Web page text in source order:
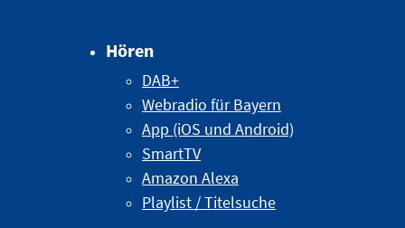
Hören
DAB+
Webradio für Bayern
App (iOS und Android)
SmartTV
Amazon Alexa
Playlist / Titelsuche